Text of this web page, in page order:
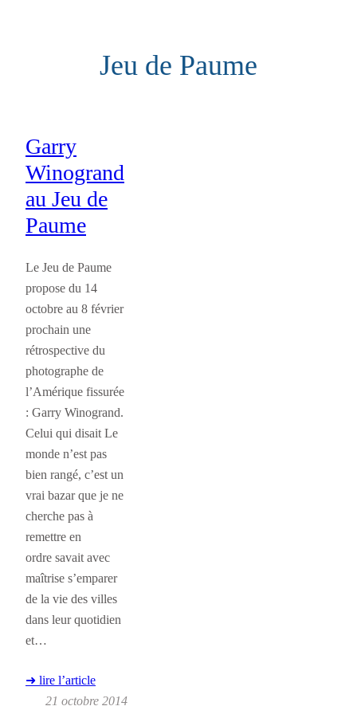
Jeu de Paume
Garry
Winogrand
au Jeu de
Paume
Le Jeu de Paume
propose du 14
octobre au 8 février
prochain une
rétrospective du
photographe de
l’Amérique fissurée
: Garry Winogrand.
Celui qui disait Le
monde n’est pas
bien rangé, c’est un
vrai bazar que je ne
cherche pas à
remettre en
ordre savait avec
maîtrise s’emparer
de la vie des villes
dans leur quotidien
et…
➜ lire l’article
21 octobre 2014